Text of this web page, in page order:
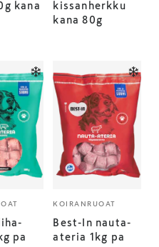
kana
kissanherkku
kana 80g
pa
KOIRANRUOAT
Best-In nauta-
ateria 1kg pa